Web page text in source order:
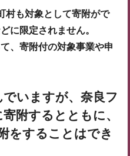
も対象として寄附がで
に限定されません。
、寄附付の対象事業や申
いますが、奈良フ
附するとともに、
をすることはでき